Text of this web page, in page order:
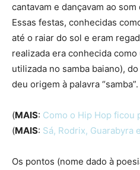
cantavam e dançavam ao
Essas festas, conhecidas
até o raiar do sol e eram
realizada era conhecida
utilizada no samba baiano),
deu origem à palavra “samba”.
(MAIS: Como o Hip Hop ficou
(MAIS: Sá, Rodrix, Guarabyra
Os pontos (nome dado à